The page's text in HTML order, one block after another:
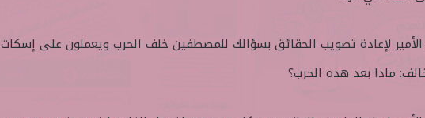
لإعادة تصويب الحقائق بسؤالك للمصطفين خلف الحرب ويعملون على إسكات
ماذا بعد هذه الحرب؟